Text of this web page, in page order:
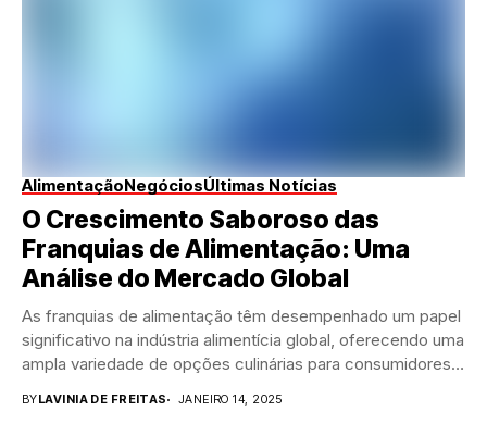
AlimentaçãoNegóciosÚltimas Notícias
O Crescimento Saboroso das
Franquias de Alimentação: Uma
Análise do Mercado Global
As franquias de alimentação têm desempenhado um papel
significativo na indústria alimentícia global, oferecendo uma
ampla variedade de opções culinárias para consumidores
BYLAVINIA DE FREITAS JANEIRO 14, 2025